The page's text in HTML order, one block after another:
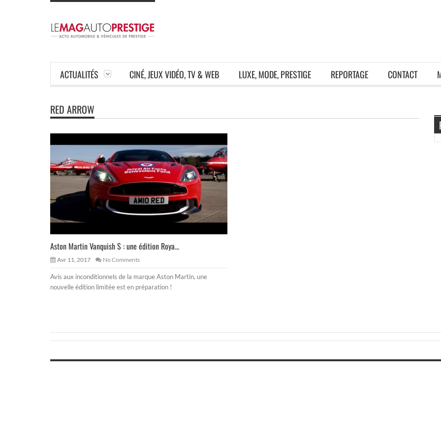
ACTUALITÉS CINÉ, JEUX VIDÉO, TV & WEB LUXE, MODE, PRESTIGE REPORTAGE CONTACT
RED ARROW
Aston Martin Vanquish S : une édition Roya...
Avr 11, 2017 No Comments
Avis aux inconditionnels de la marque Aston Martin, une
nouvelle édition limitée est en préparation !